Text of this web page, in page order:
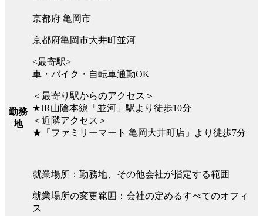
勤務
地
京都府 亀岡市
京都府亀岡市大井町並河
<最寄駅>
車・バイク・自転車通勤OK
＜最寄り駅からのアクセス＞
★JR山陰本線「並河」駅より徒歩10分
＜近隣アクセス＞
★「ファミリーマート 亀岡大井町店」より徒歩7分
就業場所：勤務地、その他会社が指定する範囲
就業場所の変更範囲：会社の定めるすべてのオフィ
ス